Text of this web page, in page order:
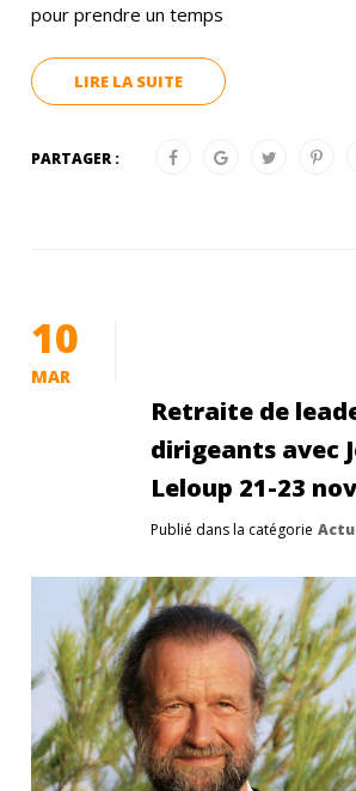
pour prendre un temps
LIRE LA SUITE
PARTAGER :
10
MAR
Retraite de
dirigeants avec
Leloup 21-23
Publié dans la catégorie